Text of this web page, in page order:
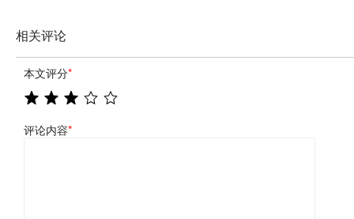
相关评论
本文评分*
评论内容*